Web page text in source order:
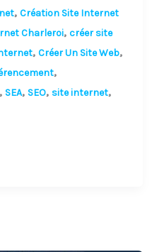
,Création Site Internet
Charleroi,créer site
,Créer Un Site Web,
,
, SEA, SEO, site internet,